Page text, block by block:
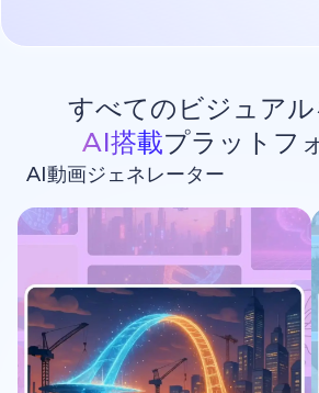
すべてのビジュア
AI搭載プラットフ
AI動画ジェネレーター